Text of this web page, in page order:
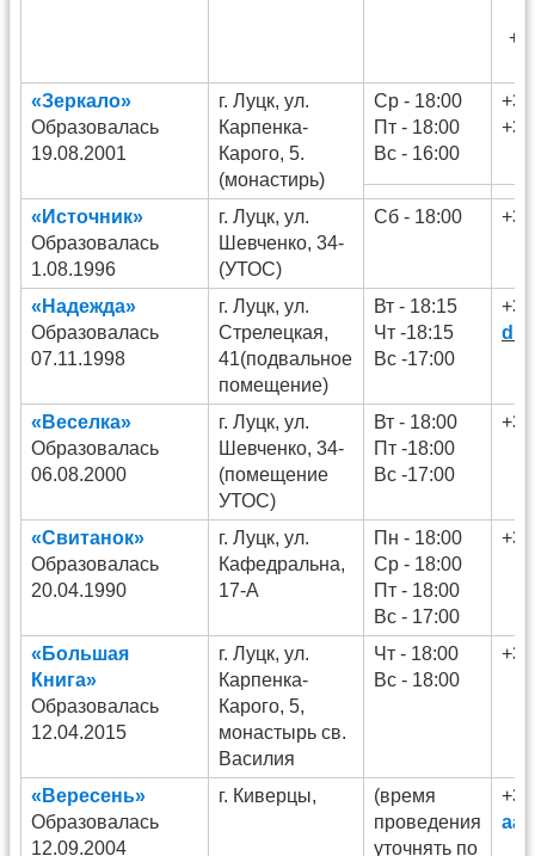
«Зеркало»
Образовалась
19.08.2001
г. Луцк, ул.
Карпенка-
Карого, 5.
(монастирь)
Ср - 18:00
Пт - 18:00
Вс - 16:00
«Источник»
Образовалась
1.08.1996
г. Луцк, ул.
Шевченко, 34-
(УТОС)
Сб - 18:00
«Надежда»
Образовалась
07.11.1998
г. Луцк, ул.
Стрелецкая,
41(подвальное
помещение)
Вт - 18:15
Чт -18:15
Вс -17:00
«Веселка»
Образовалась
06.08.2000
г. Луцк, ул.
Шевченко, 34-
(помещение
УТОС)
Вт - 18:00
Пт -18:00
Вс -17:00
«Свитанок»
Образовалась
20.04.1990
г. Луцк, ул.
Кафедральна,
17-А
Пн - 18:00
Ср - 18:00
Пт - 18:00
Вс - 17:00
«Большая
Книга»
Образовалась
12.04.2015
г. Луцк, ул.
Карпенка-
Карого, 5,
монастырь св.
Василия
Чт - 18:00
Вс - 18:00
«Вересень»
Образовалась
12.09.2004
г. Киверцы,
(время
проведения
уточнять по